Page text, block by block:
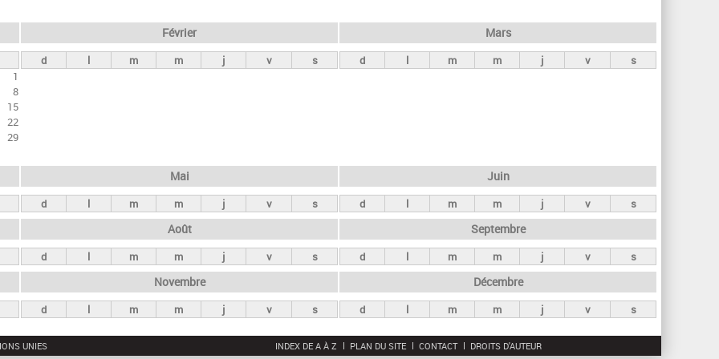
r
c
1
8
15
22
29
Février
d l m m j v s
Mars
d l m m j v s
Mai
d l m m j v s
Juin
d l m m j v s
Août
d l m m j v s
Septembre
d l m m j v s
Novembre
d l m m j v s
Décembre
d l m m j v s
UNIES INDEX DE A À Z PLAN DU SITE CONTACT DROITS D'AUTEUR